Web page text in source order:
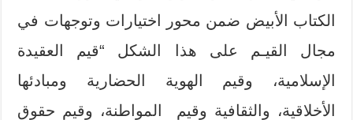
الكتاب الأبيض ضمن محور اختيارات وتوجهات في
مجال القيـم على هذا الشكل “قيم العقيدة
الإسلامية، وقيم الهوية الحضارية ومبادئها
الأخلاقية، والثقافية وقيم المواطنة، وقيم حقوق